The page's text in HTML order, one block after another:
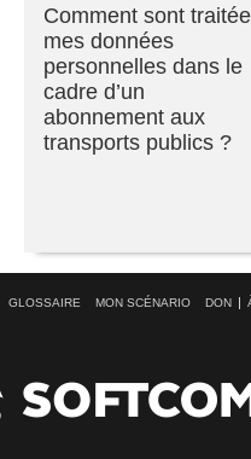
Comment sont
mes données
personnelles dans le
cadre d’un
abonnement aux
transports publics ?
GLOSSAIRE MON SCÉNARIO DON